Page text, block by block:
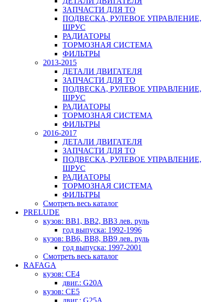
ЗАПЧАСТИ ДЛЯ ТО
ПОДВЕСКА, РУЛЕВОЕ УПРАВЛЕНИЕ,
ШРУС
РАДИАТОРЫ
ТОРМОЗНАЯ СИСТЕМА
ФИЛЬТРЫ
2013-2015
ДЕТАЛИ ДВИГАТЕЛЯ
ЗАПЧАСТИ ДЛЯ ТО
ПОДВЕСКА, РУЛЕВОЕ УПРАВЛЕНИЕ,
ШРУС
РАДИАТОРЫ
ТОРМОЗНАЯ СИСТЕМА
ФИЛЬТРЫ
2016-2017
ДЕТАЛИ ДВИГАТЕЛЯ
ЗАПЧАСТИ ДЛЯ ТО
ПОДВЕСКА, РУЛЕВОЕ УПРАВЛЕНИЕ,
ШРУС
РАДИАТОРЫ
ТОРМОЗНАЯ СИСТЕМА
ФИЛЬТРЫ
Смотреть весь каталог
PRELUDE
кузов: BB1, BB2, BB3 лев. руль
год выпуска: 1992-1996
кузов: BB6, BB8, BB9 лев. руль
год выпуска: 1997-2001
Смотреть весь каталог
RAFAGA
кузов: CE4
двиг.: G20A
кузов: CE5
двиг.: G25A